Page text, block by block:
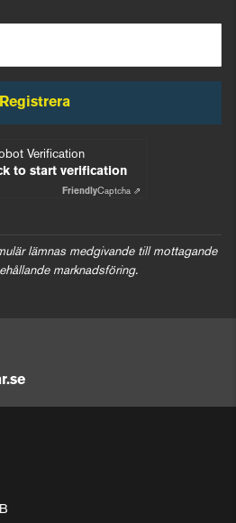
Registrera
Verification
to start verification
FriendlyCaptcha ⇗
lämnas medgivande till mottagande
marknadsföring.